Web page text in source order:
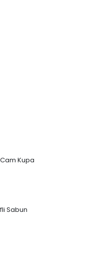
Kupa
Sabun